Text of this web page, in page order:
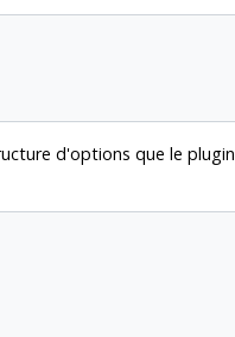
d'options que le plugin